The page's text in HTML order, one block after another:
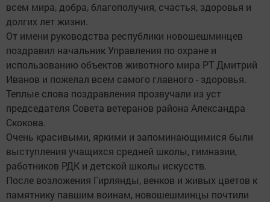
всем мира, добра, благополучия, счастья, здоровья и
долгих лет жизни.
От имени руководства республики новошешминцев
поздравил начальник Управления по охране и
использованию объектов животного мира РТ Дмитрий
Иванов и пожелал всем самого главного - здоровья.
Теплые слова поздравления прозвучали из уст
председателя Совета ветеранов района Александра
Скокова.
Очень красивыми, яркими и запоминающимися были
выступления учащихся средней школы, гимназии,
работников РДК и детской школы искусств.
После возложения Гирлянды, венков и живых цветов к
памятнику павшим воинам, новошешминцы почтили